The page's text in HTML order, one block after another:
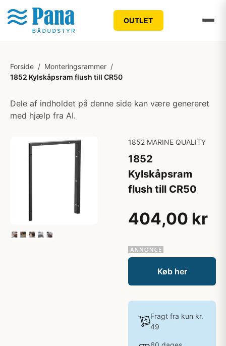
OUTLET
Forside / Monteringsrammer /
1852 Kylskåpsram flush till CR50
Dele af indholdet på denne side kan være genereret
med hjælp fra AI.
1852 MARINE QUALITY
1852
Kylskåpsram
flush till CR50
404,00 kr
Køb her
Fragt fra kun kr.
49